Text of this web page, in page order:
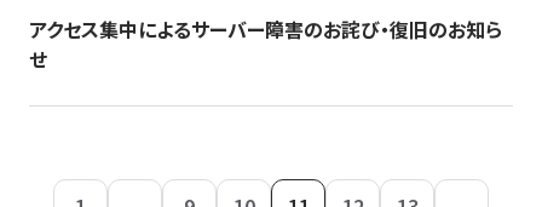
アクセス集中によるサーバー障害のお詫び・復旧のお知ら
せ